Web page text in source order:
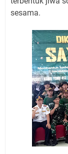
sesama.